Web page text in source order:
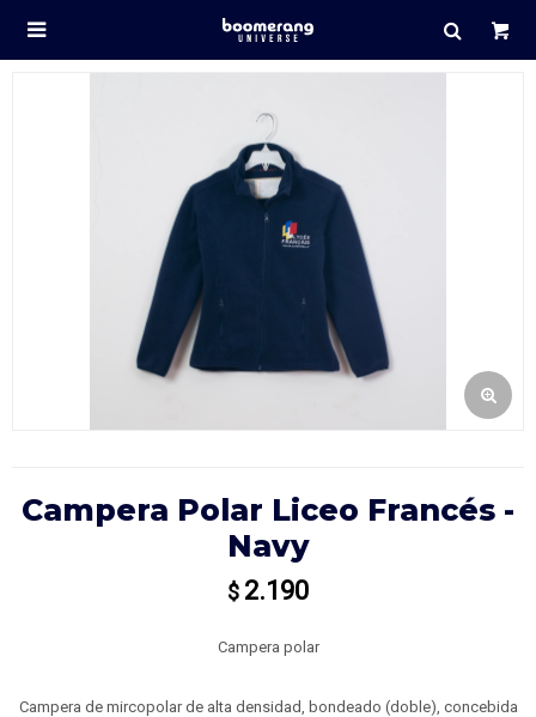

Campera Polar Liceo Francés -
Navy
$ 2.190
Campera polar
Campera de mircopolar de alta densidad, bondeado (doble), concebida